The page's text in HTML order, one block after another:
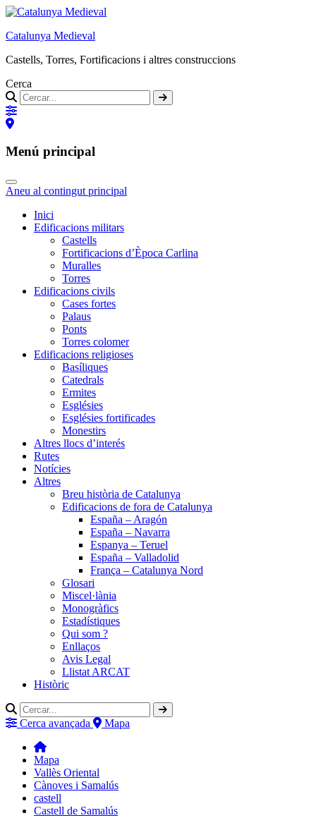
Catalunya Medieval
Castells, Torres, Fortificacions i altres construccions
Cerca
Menú principal
Aneu al contingut principal
Inici
Edificacions militars
Castells
Fortificacions d’Època Carlina
Muralles
Torres
Edificacions civils
Cases fortes
Palaus
Ponts
Torres colomer
Edificacions religioses
Basíliques
Catedrals
Ermites
Esglésies
Esglésies fortificades
Monestirs
Altres llocs d’interés
Rutes
Notícies
Altres
Breu història de Catalunya
Edificacions de fora de Catalunya
España – Aragón
España – Navarra
Espanya – Teruel
España – Valladolid
França – Catalunya Nord
Glosari
Miscel·lània
Monogràfics
Estadístiques
Qui som ?
Enllaços
Avis Legal
Llistat ARCAT
Històric
Cerca avançada Mapa
Mapa
Vallès Oriental
Cànoves i Samalús
castell
Castell de Samalús